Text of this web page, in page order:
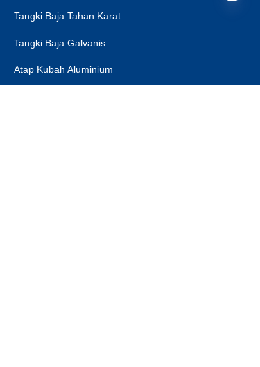
Tangki Baja Tahan Karat
Tangki Baja Galvanis
Atap Kubah Aluminium